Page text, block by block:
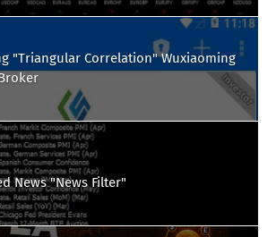
"Triangular Correlation" Wuxiaoming
News "News Filter"